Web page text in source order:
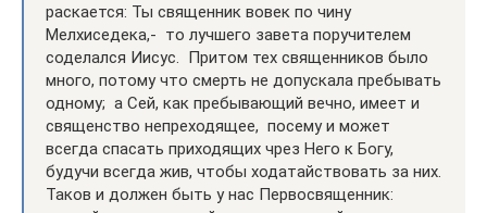
раскается: Ты священник вовек по чину
Мелхиседека,- то лучшего завета поручителем
соделался Иисус. Притом тех священников было
много, потому что смерть не допускала пребывать
одному; а Сей, как пребывающий вечно, имеет и
священство непреходящее, посему и может
всегда спасать приходящих чрез Него к Богу,
будучи всегда жив, чтобы ходатайствовать за них.
Таков и должен быть у нас Первосвященник: